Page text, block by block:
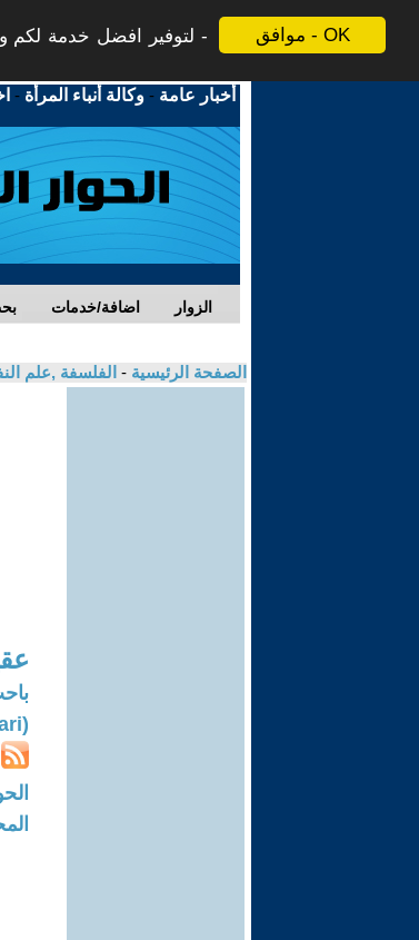
موافق - OK
لتوفير افضل خدمة لكم
أخبار عامة -وكالة أنباء المرأة -
اضافة/خدمات الزوار
الصفحة الرئيسية - الفلسفة ,علم
(Aqeel Alkhudhari)